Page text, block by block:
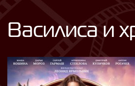
Василиса и